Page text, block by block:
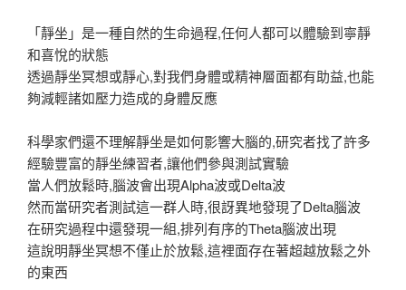
「靜坐」是一種自然的生命過程,任何人都可以體驗到寧靜
和喜悅的狀態
透過靜坐冥想或靜心,對我們身體或精神層面都有助益,也能
夠減輕諸如壓力造成的身體反應
科學家們還不理解靜坐是如何影響大腦的,研究者找了許多
經驗豐富的靜坐練習者,讓他們參與測試實驗
當人們放鬆時,腦波會出現Alpha波或Delta波
然而當研究者測試這一群人時,很訝異地發現了Delta腦波
在研究過程中還發現一組,排列有序的Theta腦波出現
這說明靜坐冥想不僅止於放鬆,這裡面存在著超越放鬆之外
的東西